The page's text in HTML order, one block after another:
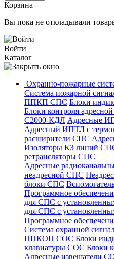
Корзина
Вы пока не откладывали
Войти
Каталог
Охранно-пожарные
Система пожарной
ППКП СПС Блоки
Блоки контроля
С2000-КДЛ Адресные
Адресный ИПТЛ с
расширители СПС
Изоляторы КЗ линий
ретрансляторы СПС
Адресные
неадресной СПС
блоки СПС
Программное
для СПС с
для СПС с
Программное
Система охранной
ППКОП СОС Блоки
клавиатуры СОС Блоки
Адресные извещатели